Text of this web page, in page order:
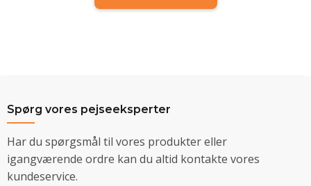
Spørg vores pejseeksperter
Har du spørgsmål til vores produkter eller
igangværende ordre kan du altid kontakte vores
kundeservice.